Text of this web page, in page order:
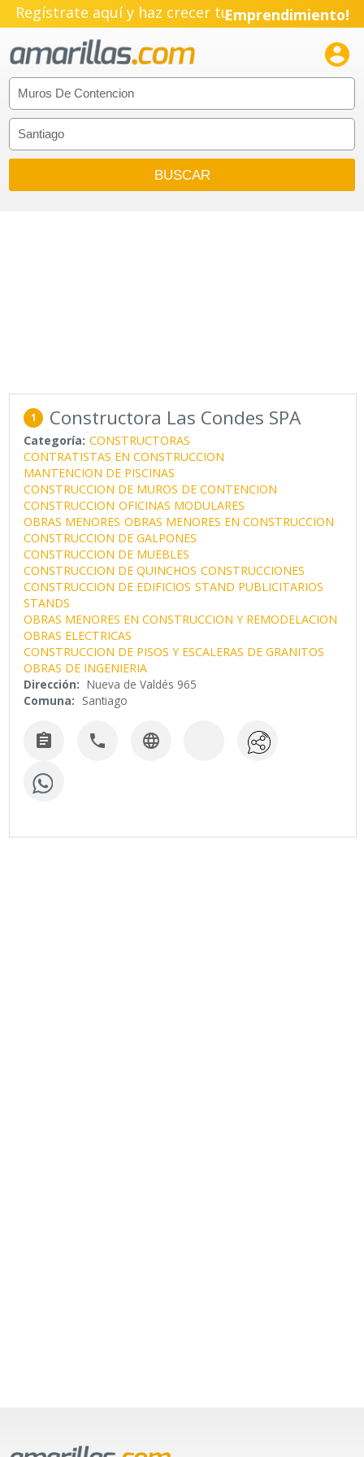
Regístrate aquí y haz crecer tuEmprendimiento!

1 Constructora Las Condes SPA
Categoría: CONSTRUCTORAS
CONTRATISTAS EN CONSTRUCCION
MANTENCION DE PISCINAS
CONSTRUCCION DE MUROS DE CONTENCION
CONSTRUCCION OFICINAS MODULARES
OBRAS MENORES OBRAS MENORES EN CONSTRUCCION
CONSTRUCCION DE GALPONES
CONSTRUCCION DE MUEBLES
CONSTRUCCION DE QUINCHOS CONSTRUCCIONES
CONSTRUCCION DE EDIFICIOS STAND PUBLICITARIOS
STANDS
OBRAS MENORES EN CONSTRUCCION Y REMODELACION
OBRAS ELECTRICAS
CONSTRUCCION DE PISOS Y ESCALERAS DE GRANITOS
OBRAS DE INGENIERIA
Dirección: Nueva de Valdés 965
Comuna: Santiago
  